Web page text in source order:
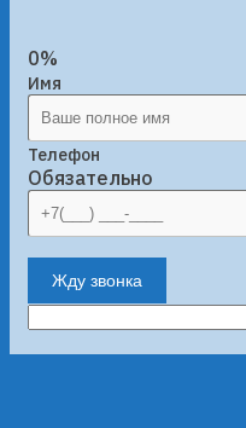
0%
Имя
Телефон
Обязательно
Жду звонка